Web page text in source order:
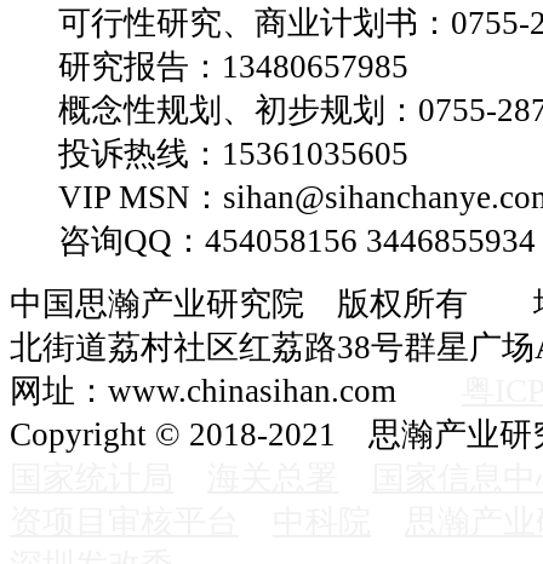
可行性研究、商业计划书：0755-
研究报告：13480657985
概念性规划、初步规划：0755-
投诉热线：15361035605
VIP MSN：
咨询QQ：454058156 3446855934
中国思瀚产业研究院 版权所有
北街道荔村社区红荔路38号群星广
网址：www.chinasihan.com
Copyright © 2018-2021 思瀚产业研